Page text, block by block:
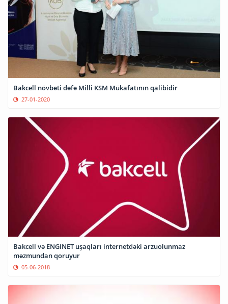
Bakcell növbəti dəfə Milli KSM Mükafatının qalibidir
27-01-2020
Bakcell və ENGINET uşaqları internetdəki arzuolunmaz
məzmundan qoruyur
05-06-2018